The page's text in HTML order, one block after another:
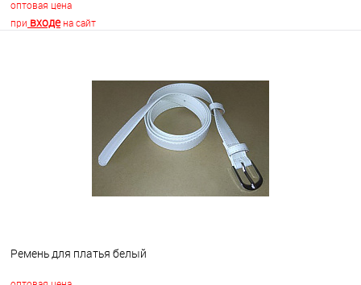
оптовая цена
при входена сайт
Недоступно
Ремень для платья белый